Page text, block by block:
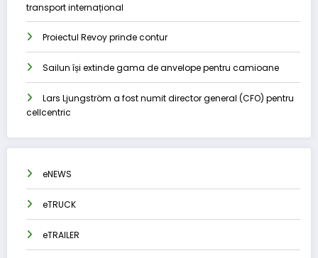
transport internațional
Proiectul Revoy prinde contur
Sailun își extinde gama de anvelope pentru camioane
Lars Ljungström a fost numit director general (CFO) pentru
cellcentric
eNEWS
eTRUCK
eTRAILER